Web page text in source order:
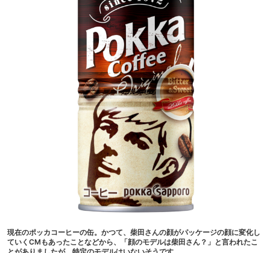
現在のポッカコーヒーの缶。かつて、柴田さんの顔がパッケージの顔に変化し
ていくCMもあったことなどから、「顔のモデルは柴田さん？」と言われたこ